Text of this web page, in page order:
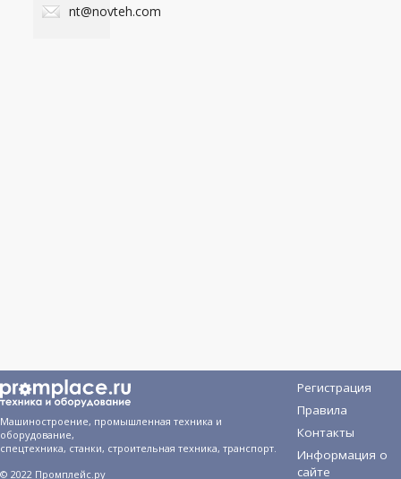
nt@novteh.com
Машиностроение, промышленная техника и
оборудование,
спецтехника, станки, строительная техника, транспорт.
© 2022 Промплейс.ру
Регистрация
Правила
Контакты
Информация о
сайте